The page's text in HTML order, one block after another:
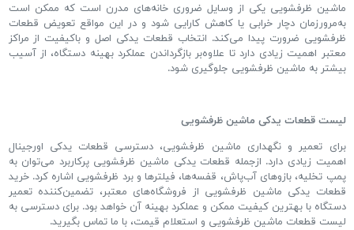
ماشین ظرفشویی یکی از وسایل ضروری خانههای مدرن است که ممکن است
بهمرورزمان دچار خرابی یا کاهش کارایی شود و در این مواقع تعویض قطعات
ظرفشویی ضرورت پیدا میکند. انتخاب قطعات یدکی اصل و باکیفیت از مراکز
معتبر اهمیت زیادی دارد تا علاوهبر بازگرداندن عملکرد بهینه دستگاه، از آسیب
بیشتر به ماشین ظرفشویی جلوگیری شود.
لیست قطعات یدکی ماشین ظرفشویی
برای تعمیر و نگهداری ماشین ظرفشویی، دسترسی قطعات یدکی اورجینال
اهمیت زیادی دارد. ازجمله قطعات یدکی ماشین ظرفشویی پرکاربرد میتوان به
پمپ تخلیه، بازوهای آبپاش، قفسهها، فیلترها و برد ظرفشویی اشاره کرد.خرید
قطعات یدکی ماشین ظرفشویی از فروشگاههای معتبر، تضمینکننده تعمیر
دستگاه با بهترین کیفیت ممکن و عملکرد بهینه آن خواهد بود.برای دسترسی به
لیست قطعات ماشین ظرفشویی و استعلام قیمت، با ما تماس بگیرید.